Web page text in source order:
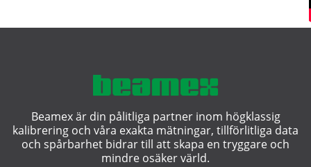
Beamex är din pålitliga partner inom högklassig
kalibrering och våra exakta mätningar, tillförlitliga data
och spårbarhet bidrar till att skapa en tryggare och
mindre osäker värld.